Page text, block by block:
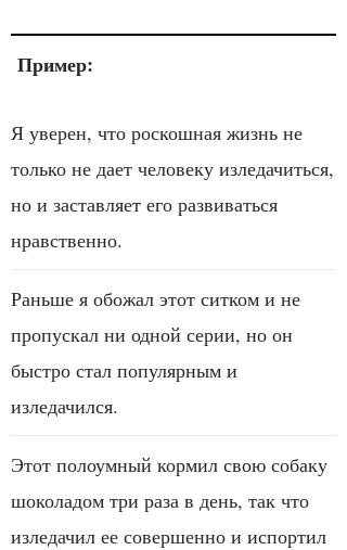
Пример:
Я уверен, что роскошная жизнь не
только не дает человеку изледачиться,
но и заставляет его развиваться
нравственно.
Раньше я обожал этот ситком и не
пропускал ни одной серии, но он
быстро стал популярным и
изледачился.
Этот полоумный кормил свою собаку
шоколадом три раза в день, так что
изледачил ее совершенно и испортил